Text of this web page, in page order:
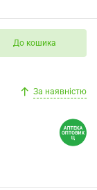
До кошика
За наявністю